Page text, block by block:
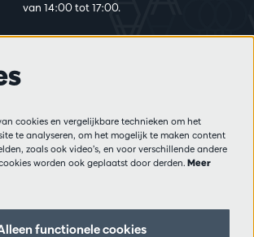
van 14:00 tot 17:00.
Privacy
Verkoopsvoorwaarden
Pers
cookies en vergelijkbare technieken om het
te analyseren, om het mogelijk te maken content
zoals ook video’s, en voor verschillende andere
worden ook geplaatst door derden. Meer
functionele cookies